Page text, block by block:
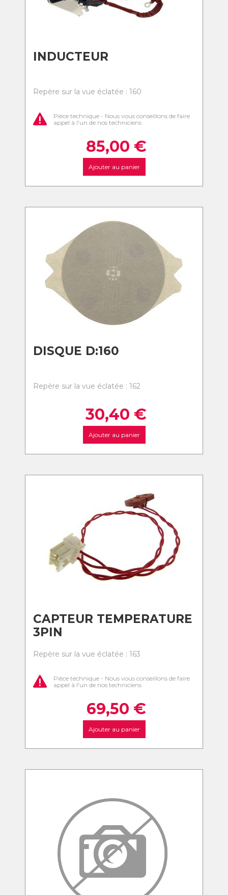
INDUCTEUR
Repère sur la vue éclatée : 160
Pièce technique - Nous vous conseillons de faire
appel à l'un de nos techniciens
85,00 €
Ajouter au panier
DISQUE D:160
Repère sur la vue éclatée : 162
30,40 €
Ajouter au panier
CAPTEUR TEMPERATURE
3PIN
Repère sur la vue éclatée : 163
Pièce technique - Nous vous conseillons de faire
appel à l'un de nos techniciens
69,50 €
Ajouter au panier